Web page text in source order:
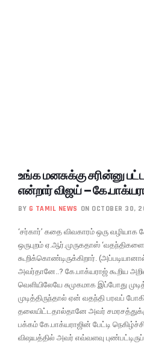
உங்க மனசுக்கு சரின்னு
என்றார் விஜய் –
BY G TAMIL NEWS ON OCTOBER 30,
‘சர்கார்’ கதை விவகாரம் ஒரு
ஒருபுறம் ஏ.ஆர்.முருகதாஸ்
கூறிக்கொண்டிருக்கிறார்.
அவர்தானே..? கே.பாக்யராஜ் கூறிய
வெளியிலேயே சுமுகமாக இப்போது
முடித்திருந்தால் ஏன் வதந்தி பரவப்
தலையிட்டதால்தானே அவர்
பக்கம் கே.பாக்யராஜின் பேட்டி
விஷயத்தில் அவர் எவ்வளவு